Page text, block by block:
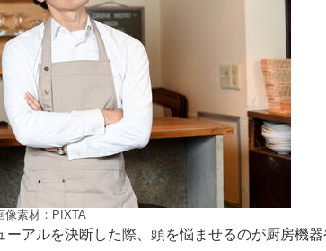
像素材：PIXTA
アルを決断した際、頭を悩ませるのが厨房機器